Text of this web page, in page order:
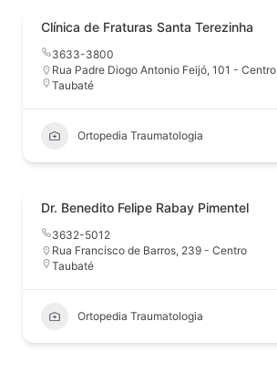
Clínica de Fraturas Santa Terezinha
3633-3800
Rua Padre Diogo Antonio Feijó, 101 - Centro
Taubaté
Ortopedia Traumatologia
Dr. Benedito Felipe Rabay Pimentel
3632-5012
Rua Francisco de Barros, 239 - Centro
Taubaté
Ortopedia Traumatologia